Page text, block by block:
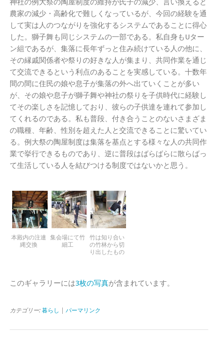
神社の例大祭の陶屋制度の維持が氏子の減少、言い換えると
農家の減少・高齢化で難しくなっているが、今回の経験を通
して実は人のつながりを強化するシステムであることに得心
した。獅子舞も同じシステムの一部である。私自身もUター
ン組であるが、集落に長年ずっと住み続けている人の他に、
その縁戚関係者や祭りの好きな人が集まり、共同作業を通じ
て交流できるという利点のあることを実感している。十数年
間の間に住民の娘や息子が集落の外へ出ていくことが多い
が、その娘や息子が獅子舞や神社の祭りを子供時代に経験し
てその楽しさを記憶しており、彼らの子供達を連れて参加し
てくれるのである。私も普段、付き合うことのないさまざま
の職種、年齢、性別を超えた人と交流できることに驚いてい
る。例大祭の陶屋制度は集落を基点とする様々な人の共同作
業で挙行できるものであり、逆に普段はばらばらに散らばっ
て生活している人を結びつける制度ではないかと思う。
本殿内の注連
縄交換
集会場にて竹
細工
竹は知り合い
の竹林から切
り出したもの
このギャラリーには3枚の写真が含まれています。
カテゴリー: 暮らし パーマリンク